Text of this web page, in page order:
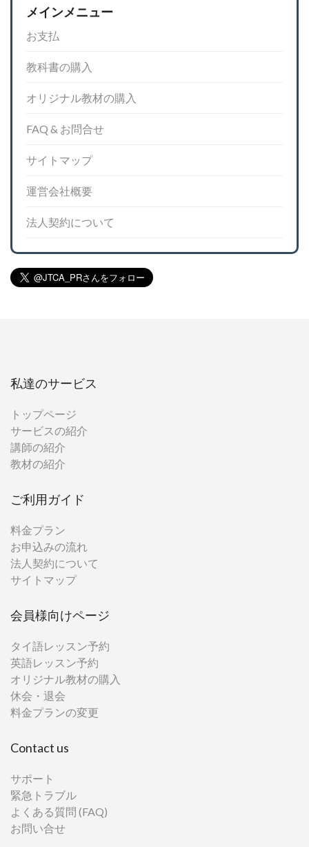
メインメニュー
お支払
教科書の購入
オリジナル教材の購入
FAQ & お問合せ
サイトマップ
運営会社概要
法人契約について
私達のサービス
トップページ
サービスの紹介
講師の紹介
教材の紹介
ご利用ガイド
料金プラン
お申込みの流れ
法人契約について
サイトマップ
会員様向けページ
タイ語レッスン予約
英語レッスン予約
オリジナル教材の購入
休会・退会
料金プランの変更
Contact us
サポート
緊急トラブル
よくある質問 (FAQ)
お問い合せ